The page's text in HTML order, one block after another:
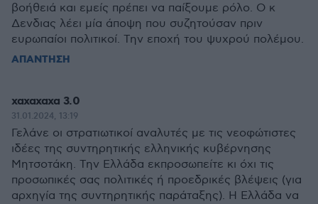
βοήθειά και εμείς πρέπει να παίξουμε ρόλο. Ο κ
Δενδιας λέει μία άποψη που συζητούσαν πριν
ευρωπαίοι πολιτικοί. Την εποχή του ψυχρού πολέμου.
ΑΠΑΝΤΗΣΗ
χαχαχαχα 3.0
31.01.2024, 13:19
Γελάνε οι στρατιωτικοί αναλυτές με τις νεοφώτιστες
ιδέες της συντηρητικής ελληνικής κυβέρνησης
Μητσοτάκη. Την Ελλάδα εκπροσωπείτε κι όχι τις
προσωπικές σας πολιτικές ή προεδρικές βλέψεις (για
αρχηγία της συντηρητικής παράταξης). Η Ελλάδα να